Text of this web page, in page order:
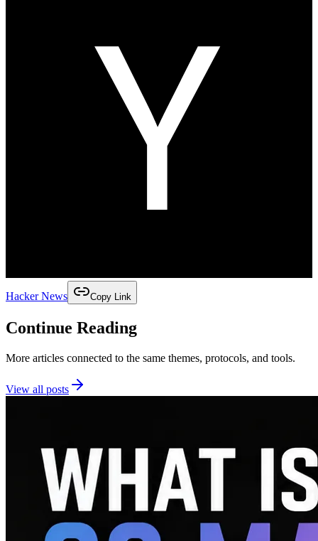
Hacker News Copy Link
Continue Reading
More articles connected to the same themes, protocols, and tools.
View all posts